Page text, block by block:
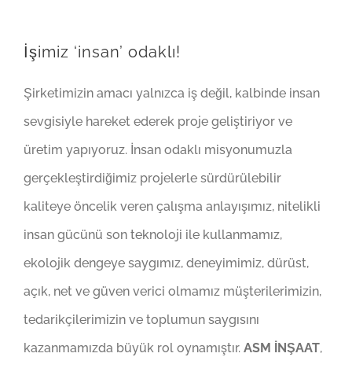
İşimiz ‘insan’ odaklı!
Şirketimizin amacı yalnızca iş değil, kalbinde insan
sevgisiyle hareket ederek proje geliştiriyor ve
üretim yapıyoruz. İnsan odaklı misyonumuzla
gerçekleştirdiğimiz projelerle sürdürülebilir
kaliteye öncelik veren çalışma anlayışımız, nitelikli
insan gücünü son teknoloji ile kullanmamız,
ekolojik dengeye saygımız, deneyimimiz, dürüst,
açık, net ve güven verici olmamız müşterilerimizin,
tedarikçilerimizin ve toplumun saygısını
kazanmamızda büyük rol oynamıştır. ASM İNŞAAT,